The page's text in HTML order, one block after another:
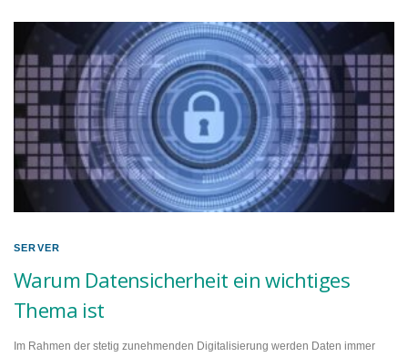
SERVER
Warum Datensicherheit ein wichtiges
Thema ist
Im Rahmen der stetig zunehmenden Digitalisierung werden Daten immer